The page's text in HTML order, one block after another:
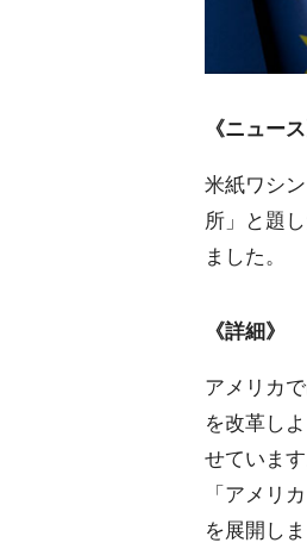
《ニュース
米紙ワシ
所」と題
ました。
《詳細》
アメリカ
を改革し
せていま
「アメリ
を展開しま